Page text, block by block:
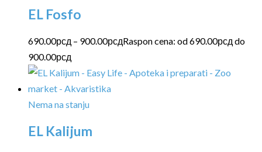
EL Fosfo
690.00рсд – 900.00рсдRaspon cena: od 690.00рсд do
900.00рсд
Nema na stanju
EL Kalijum